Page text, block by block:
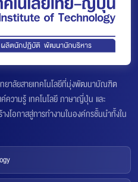
ยาลัยสายเทคโนโลยีที่มุ่งพัฒนาบัณฑิต
วามรู้ เทคโนโลยี ภาษาญี่ปุ่น และ
โอกาสสู่การทำงานในองค์กรชั้นนำทั้งใน